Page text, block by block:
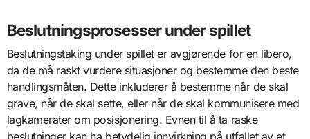
Beslutningsprosesser under spillet
Beslutningstaking under spillet er avgjørende for en libero,
da de må raskt vurdere situasjoner og bestemme den beste
handlingsmåten. Dette inkluderer å bestemme når de skal
grave, når de skal sette, eller når de skal kommunisere med
lagkamerater om posisjonering. Evnen til å ta raske
beslutninger kan ha betydelig innvirkning på utfallet av et